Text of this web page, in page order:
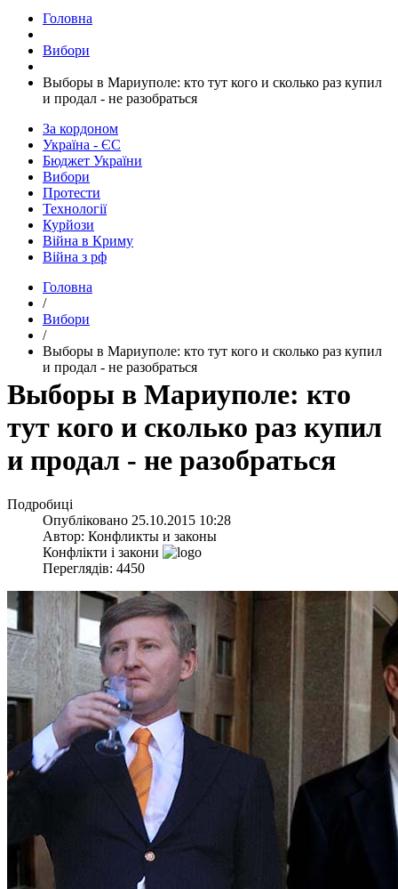
Головна
Вибори
Выборы в Мариуполе: кто тут кого и сколько раз купил
и продал - не разобраться
За кордоном
Україна - ЄС
Бюджет України
Вибори
Протести
Технології
Курйози
Війна в Криму
Війна з рф
Головна
/
Вибори
/
Выборы в Мариуполе: кто тут кого и сколько раз купил
и продал - не разобраться
Выборы в Мариуполе: кто
тут кого и сколько раз купил
и продал - не разобраться
Подробиці
Опубліковано 25.10.2015 10:28
Автор: Конфликты и законы
Конфлікти і закони
Переглядів: 4450